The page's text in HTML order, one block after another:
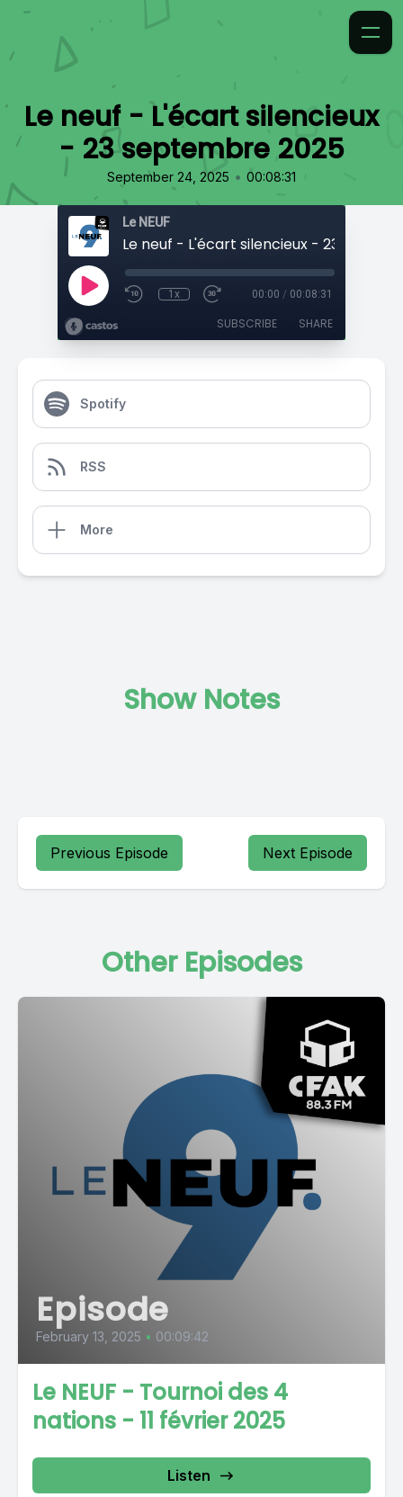
Le neuf - L'écart silencieux
- 23 septembre 2025
September 24, 2025 • 00:08:31
Le NEUF
1x 00:00 / 00:08:31
SUBSCRIBE SHARE
Spotify
RSS
More
Show Notes
Previous Episode Next Episode
Other Episodes
Episode
February 13, 2025 • 00:09:42
Le NEUF - Tournoi des 4
nations - 11 février 2025
Listen